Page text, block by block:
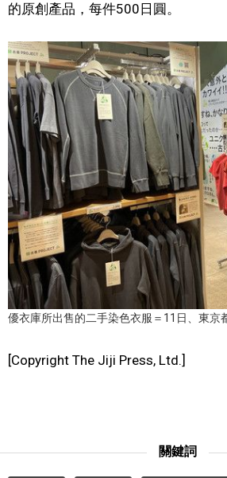
政治外交
社會
財經
文化
科學技術
生活
運動
的原創產品，每件500日圓。
優衣庫所出售的二手染色衣服＝11日、東京
[Copyright The Jiji Press, Ltd.]
關鍵詞